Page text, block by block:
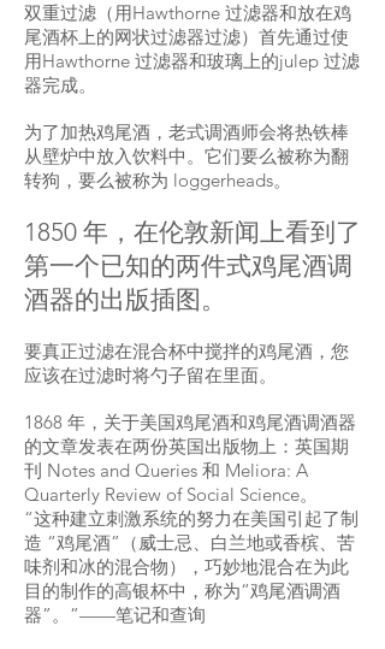
双重过滤（用Hawthorne 过滤器和放在鸡
尾酒杯上的网状过滤器过滤）首先通过使
用Hawthorne 过滤器和玻璃上的julep 过滤
器完成。
为了加热鸡尾酒，老式调酒师会将热铁棒
从壁炉中放入饮料中。它们要么被称为翻
转狗，要么被称为 loggerheads。
1850 年，在伦敦新闻上看到了
第一个已知的两件式鸡尾酒调
酒器的出版插图。
要真正过滤在混合杯中搅拌的鸡尾酒，您
应该在过滤时将勺子留在里面。
1868 年，关于美国鸡尾酒和鸡尾酒调酒器
的文章发表在两份英国出版物上：英国期
刊 Notes and Queries 和 Meliora: A
Quarterly Review of Social Science。
“这种建立刺激系统的努力在美国引起了制
造 “鸡尾酒”（威士忌、白兰地或香槟、苦
味剂和冰的混合物），巧妙地混合在为此
目的制作的高银杯中，称为“鸡尾酒调酒
器”。”——笔记和查询